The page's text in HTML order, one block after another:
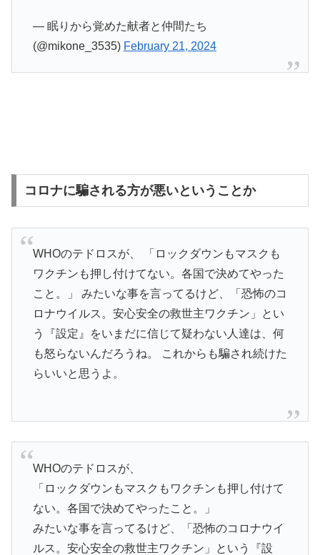
— 眠りから覚めた献者と仲間たち
(@mikone_3535) February 21, 2024
コロナに騙される方が悪いということか
WHOのテドロスが、 「ロックダウンもマスクも
ワクチンも押し付けてない。各国で決めてやった
こと。」 みたいな事を言ってるけど、「恐怖のコ
ロナウイルス。安心安全の救世主ワクチン」とい
う『設定』をいまだに信じて疑わない人達は、何
も怒らないんだろうね。 これからも騙され続けた
らいいと思うよ。
WHOのテドロスが、
「ロックダウンもマスクもワクチンも押し付けて
ない。各国で決めてやったこと。」
みたいな事を言ってるけど、「恐怖のコロナウイ
ルス。安心安全の救世主ワクチン」という『設